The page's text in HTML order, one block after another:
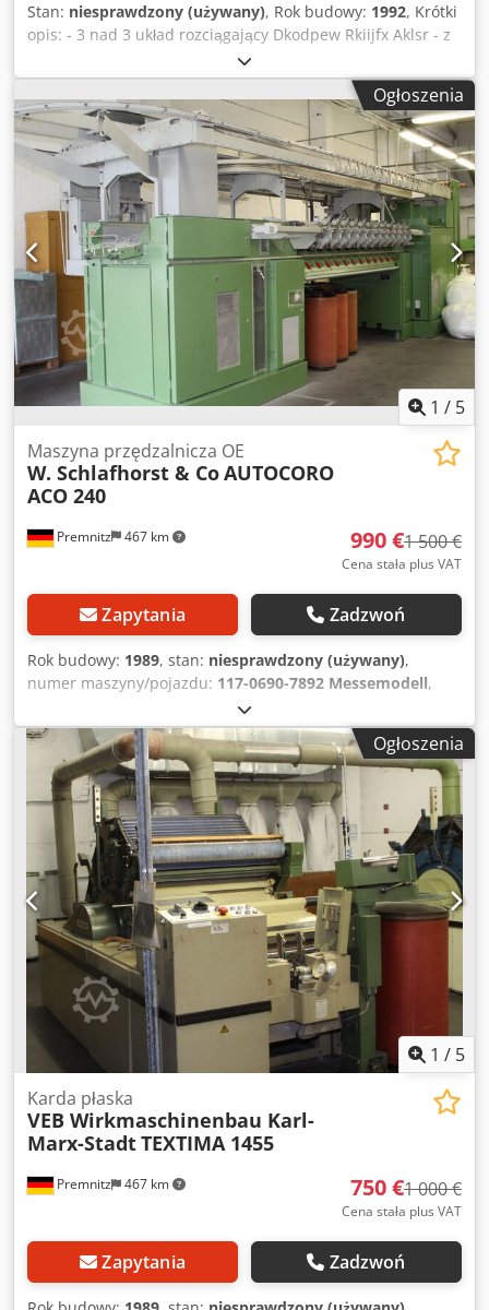
Stan: niesprawdzony (używany), Rok budowy: 1992, Krótki
opis: - 3 nad 3 układ rozciągający Dkodpew Rkiijfx Aklsr - z
listwą dociskową - automatyczna zmiana kanek - dostępna
dokumentacja maszyny Ostatnie zastosowanie (styczeń
2024): - techniczna kontrola produktu - używana jako
podstawa do przędzenia na maszynie OE (ok. 45 kg/próba),
- nie testowana, tylko jako dawca części! Maszyna jest
zdemontowana i zmagazynowana, ale można ją obejrzeć
na miejscu. Tylko odbiór osobisty w 14727 Premnitz przez
kupującego, brak wysyłki. W przypadku zainteresowania
prosimy o złożenie oferty. Zapytania prosimy kierować
wyłącznie pisemnie.
Ogłoszenia
1 / 5
Premnitz 467 km
Maszyna przędzalnicza OE
W. Schlafhorst & CoAUTOCORO
ACO 240
990 €1 500 €
Cena stała plus VAT
Zapytania Zadzwoń
Rok budowy: 1989, stan: niesprawdzony (używany),
numer maszyny/pojazdu: 117-0690-7892 Messemodell,
Krótki opis: - 2x12 wrzecion przędzalniczych, - skrzynki SE9
- Corolab - 1 wózek rozruchowy - SRZ (nawijanie krzyżowe)
Djdpfx Akew Rldzslokr - dostępna dokumentacja maszyny
Ostatnie zastosowanie (styczeń 2024): - badania
technologiczne nad produktami z włókien poliestrowych -
0,9 - 1,7 dtex, długość cięcia 32-38 mm - ok. 45 kg/próba do
oceny właściwości eksploatacyjnych przy stałych
ustawieniach maszyny, - głównie w Nm34, Nm50 -
nieprzetestowana, wyłącznie jako dawca części
zamiennych! Maszyna zdemontowana i zmagazynowana,
możliwość obejrzenia na miejscu. Tylko odbiór osobisty
przez kupującego w 14727 Premnitz, brak możliwości
wysyłki. W przypadku zainteresowania prosimy o złożenie
oferty. Zapytania wyłącznie w formie pisemnej.
Ogłoszenia
1 / 5
Premnitz 467 km
Karda płaska
VEB Wirkmaschinenbau Karl-
Marx-StadtTEXTIMA 1455
750 €1 000 €
Cena stała plus VAT
Zapytania Zadzwoń